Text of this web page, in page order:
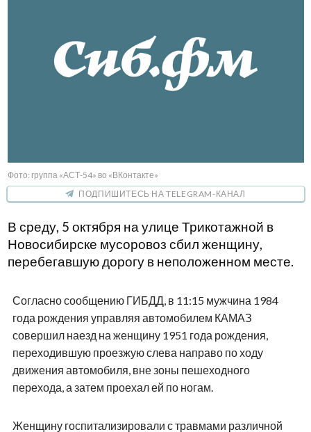
Фото: группа «АСТ-54» во «ВКонтакте»
ПОДПИШИТЕСЬ НА TELEGRAM-КАНАЛ
В среду, 5 октября на улице Трикотажной в
Новосибирске мусоровоз сбил женщину,
перебегавшую дорогу в неположенном месте.
Согласно сообщению ГИБДД, в 11:15 мужчина 1984
года рождения управляя автомобилем КАМАЗ
совершил наезд на женщину 1951 года рождения,
переходившую проезжую слева направо по ходу
движения автомобиля, вне зоны пешеходного
перехода, а затем проехал ей по ногам.
Женщину госпитализировали с травмами различной